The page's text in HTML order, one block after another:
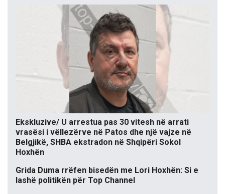
Ekskluzive/ U arrestua pas 30 vitesh në arrati
vrasësi i vëllezërve në Patos dhe një vajze në
Belgjikë, SHBA ekstradon në Shqipëri Sokol
Hoxhën
Grida Duma rrëfen bisedën me Lori Hoxhën: Si e
lashë politikën për Top Channel